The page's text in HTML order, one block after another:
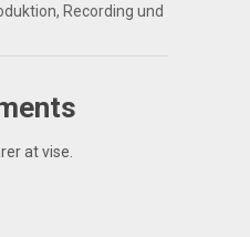
Recording und
at vise.